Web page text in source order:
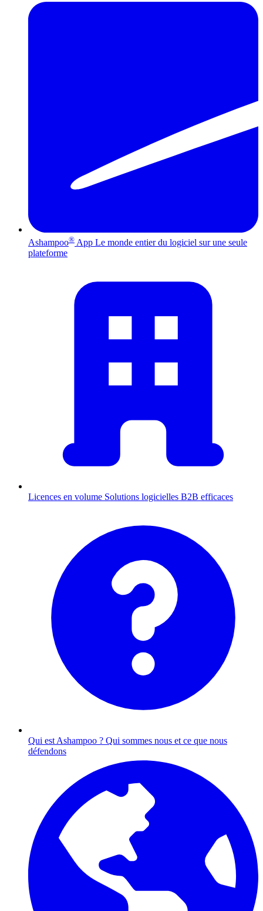
Ashampoo® App Le monde entier du logiciel sur une seule
plateforme
Licences en volume Solutions logicielles B2B efficaces
Qui est Ashampoo ? Qui sommes nous et ce que nous
défendons